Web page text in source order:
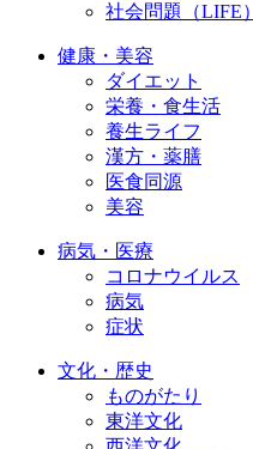
社会問題（LIFE）
健康・美容
ダイエット
栄養・食生活
養生ライフ
漢方・薬膳
医食同源
美容
病気・医療
コロナウイルス
病気
症状
文化・歴史
ものがたり
東洋文化